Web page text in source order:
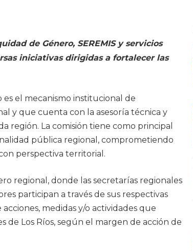
de Género, SEREMIS y servicios
iniciativas dirigidas a fortalecer las
es el mecanismo institucional de
y que cuenta con la asesoría técnica y
región. La comisión tiene como principal
pública regional, comprometiendo
perspectiva territorial.
regional, donde las secretarías regionales
participan a través de sus respectivas
medidas y/o actividades que
de Los Ríos, según el margen de acción de